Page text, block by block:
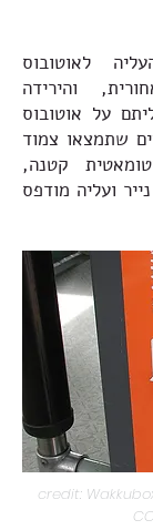
לאוטובוס
והירידה
על אוטובוס
שתמצאו צמוד
קטנה,
ועליה מודפס
credit: